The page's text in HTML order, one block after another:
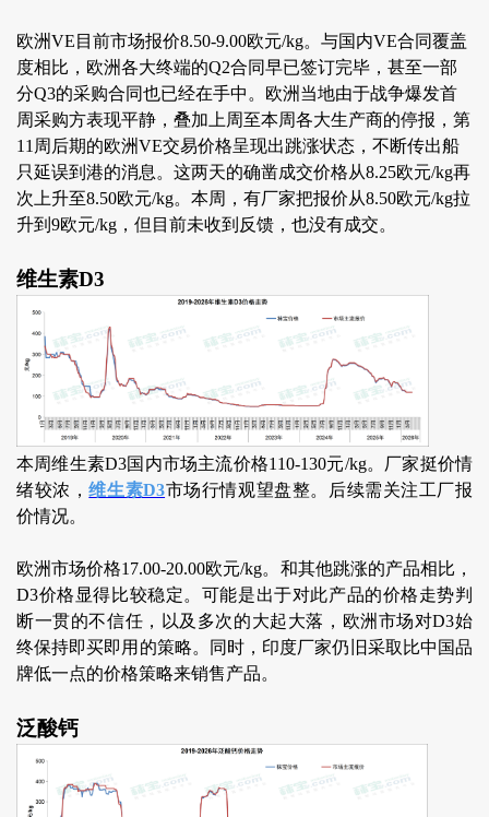
欧洲VE目前市场报价8.50-9.00欧元/kg。与国内VE合同覆盖
度相比，欧洲各大终端的Q2合同早已签订完毕，甚至一部
分Q3的采购合同也已经在手中。欧洲当地由于战争爆发首
周采购方表现平静，叠加上周至本周各大生产商的停报，第
11周后期的欧洲VE交易价格呈现出跳涨状态，不断传出船
只延误到港的消息。这两天的确凿成交价格从8.25欧元/kg再
次上升至8.50欧元/kg。本周，有厂家把报价从8.50欧元/kg拉
升到9欧元/kg，但目前未收到反馈，也没有成交。
维生素D3
本周维生素D3国内市场主流价格110-130元/kg。厂家挺价情
绪较浓，维生素D3市场行情观望盘整。后续需关注工厂报
价情况。
欧洲市场价格17.00-20.00欧元/kg。和其他跳涨的产品相比，
D3价格显得比较稳定。可能是出于对此产品的价格走势判
断一贯的不信任，以及多次的大起大落，欧洲市场对D3始
终保持即买即用的策略。同时，印度厂家仍旧采取比中国品
牌低一点的价格策略来销售产品。
泛酸钙